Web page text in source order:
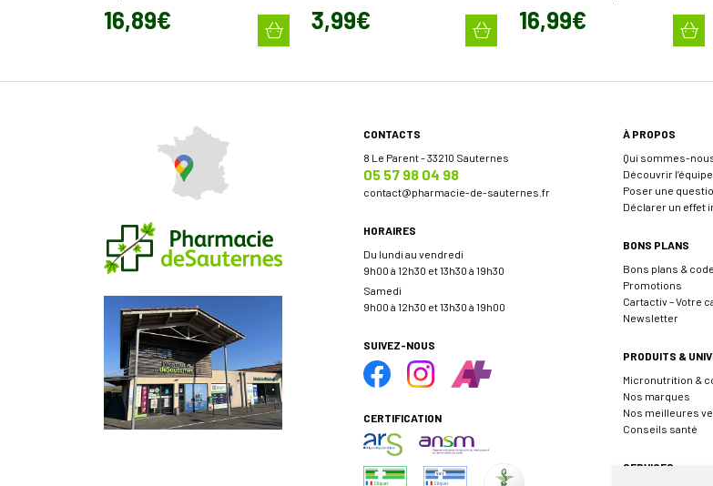
16,89€ 3,99€
kératine végétale (100 ml)
16,99€
CONTACTS
8 Le Parent - 33210 Sauternes
05 57 98 04 98
contact@pharmacie-de-sauternes.fr
HORAIRES
Du lundi au vendredi
9h00 à 12h30 et 13h30 à 19h30
Samedi
9h00 à 12h30 et 13h30 à 19h00
SUIVEZ-NOUS
CERTIFICATION
À PROPOS
Qui sommes-
Découvrir l’équipe
Poser une
Déclarer un effet
BONS PLANS
Bons plans &
Promotions
Cartactiv – Votre
Newsletter
PRODUITS &
Micronutrition &
Nos marques
Nos meilleures
Conseils santé
SERVICES